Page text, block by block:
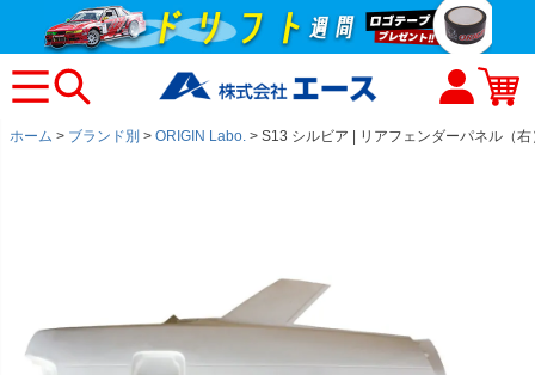
ホーム ブランド別 ORIGIN Labo. S13 シルビア | リアフェンダーパネル（